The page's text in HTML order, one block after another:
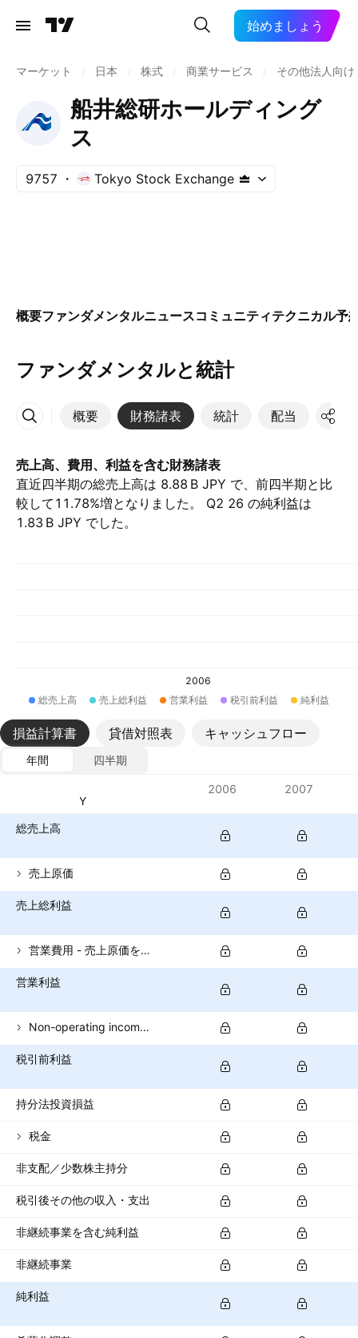
始めましょう
マーケット 日本 株式 商業サービス その他法人向
船井総研ホールディング
ス
9757 Tokyo Stock Exchange
概要ファンダメンタルニュースコミュニティテクニカル予
ファンダメンタルと統計
概要 財務諸表 統計 配当 決算
その他
売上高、費用、利益を含む財務諸表
直近四半期の総売上高は ‪8.88 B‬ JPY で、前四半期と比
較して11.78%増となりました。 Q2 26 の純利益は
‪1.83 B‬ JPY でした。
2006
総売上高
売上総利益 営業利益 税引前利益 純利益
損益計算書 貸借対照表 キャッシュフロー
年間
四半期
通貨: JPY
2006 2007
総売上高
売上原価
売上総利益
営業費用 - 売上原価を除く
営業利益
Non-operating income (total)
税引前利益
持分法投資損益
税金
非支配／少数株主持分
税引後その他の収入・支出
非継続事業を含む純利益
非継続事業
純利益